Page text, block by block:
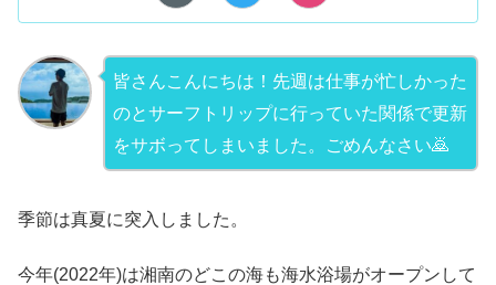
皆さんこんにちは！先週は仕事が忙しかった
のとサーフトリップに行っていた関係で更新
をサボってしまいました。ごめんなさい🙇
季節は真夏に突入しました。
今年(2022年)は湘南のどこの海も海水浴場がオープンして